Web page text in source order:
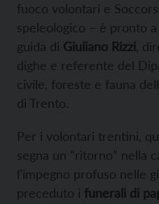
fuoco volontari e
speleologico – è pronto
guida di Giuliano Rizzi ,
dighe e referente del
civile, foreste e fauna
di Trento.
Per i volontari trentini,
segna un “ritorno” nella
l’impegno profuso nelle
preceduto i funerali di